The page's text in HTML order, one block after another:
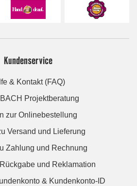
Kundenservice
& Kontakt (FAQ)
Projektberatung
zur Onlinebestellung
Versand und Lieferung
Zahlung und Rechnung
und Reklamation
& Kundenkonto-ID